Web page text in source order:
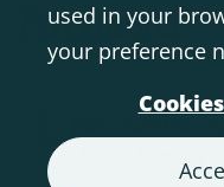
used in your
your preference
fornøyd
Jens Kleine -